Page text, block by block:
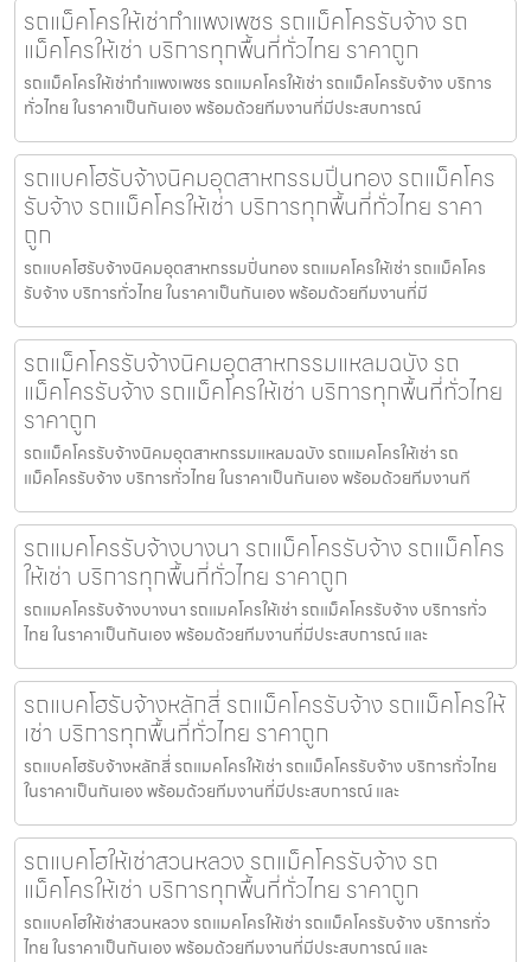
รถแม็คโครให้เช่ากำแพงเพชร รถแม็คโครรับจ้าง รถ
แม็คโครให้เช่า บริการทุกพื้นที่ทั่วไทย ราคาถูก
รถแม็คโครให้เช่ากำแพงเพชร รถแมคโครให้เช่า รถแม็คโครรับจ้าง บริการ
ทั่วไทย ในราคาเป็นกันเอง พร้อมด้วยทีมงานที่มีประสบการณ์
รถแบคโฮรับจ้างนิคมอุตสาหกรรมปิ่นทอง รถแม็คโคร
รับจ้าง รถแม็คโครให้เช่า บริการทุกพื้นที่ทั่วไทย ราคา
ถูก
รถแบคโฮรับจ้างนิคมอุตสาหกรรมปิ่นทอง รถแมคโครให้เช่า รถแม็คโคร
รับจ้าง บริการทั่วไทย ในราคาเป็นกันเอง พร้อมด้วยทีมงานที่มี
รถแม็คโครรับจ้างนิคมอุตสาหกรรมแหลมฉบัง รถ
แม็คโครรับจ้าง รถแม็คโครให้เช่า บริการทุกพื้นที่ทั่วไทย
ราคาถูก
รถแม็คโครรับจ้างนิคมอุตสาหกรรมแหลมฉบัง รถแมคโครให้เช่า รถ
แม็คโครรับจ้าง บริการทั่วไทย ในราคาเป็นกันเอง พร้อมด้วยทีมงานที
รถแมคโครรับจ้างบางนา รถแม็คโครรับจ้าง รถแม็คโคร
ให้เช่า บริการทุกพื้นที่ทั่วไทย ราคาถูก
รถแมคโครรับจ้างบางนา รถแมคโครให้เช่า รถแม็คโครรับจ้าง บริการทั่ว
ไทย ในราคาเป็นกันเอง พร้อมด้วยทีมงานที่มีประสบการณ์ และ
รถแบคโฮรับจ้างหลักสี่ รถแม็คโครรับจ้าง รถแม็คโครให้
เช่า บริการทุกพื้นที่ทั่วไทย ราคาถูก
รถแบคโฮรับจ้างหลักสี่ รถแมคโครให้เช่า รถแม็คโครรับจ้าง บริการทั่วไทย
ในราคาเป็นกันเอง พร้อมด้วยทีมงานที่มีประสบการณ์ และ
รถแบคโฮให้เช่าสวนหลวง รถแม็คโครรับจ้าง รถ
แม็คโครให้เช่า บริการทุกพื้นที่ทั่วไทย ราคาถูก
รถแบคโฮให้เช่าสวนหลวง รถแมคโครให้เช่า รถแม็คโครรับจ้าง บริการทั่ว
ไทย ในราคาเป็นกันเอง พร้อมด้วยทีมงานที่มีประสบการณ์ และ